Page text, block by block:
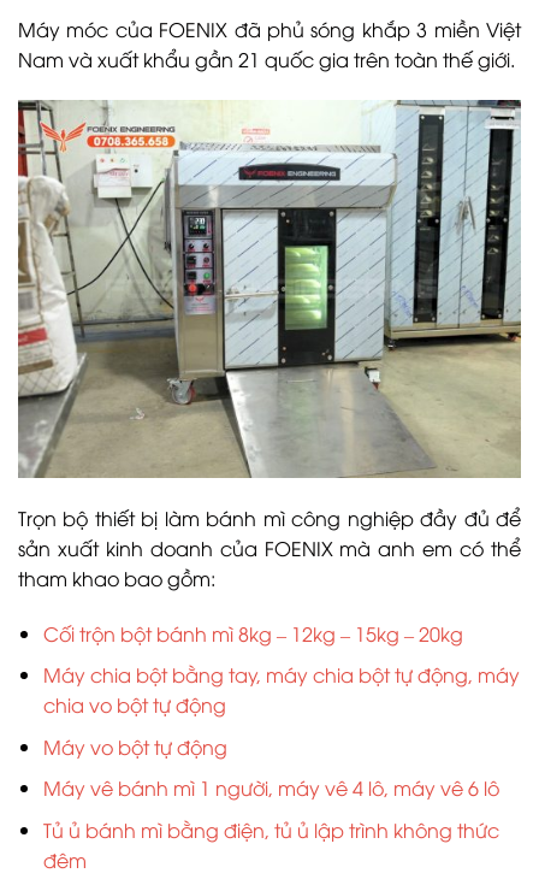
Máy móc của FOENIX đã phủ sóng khắp 3 miền Việt
Nam và xuất khẩu gần 21 quốc gia trên toàn thế giới.
Trọn bộ thiết bị làm bánh mì công nghiệp đầy đủ để
sản xuất kinh doanh của FOENIX mà anh em có thể
tham khao bao gồm:
Cối trộn bột bánh mì 8kg – 12kg – 15kg – 20kg
Máy chia bột bằng tay, máy chia bột tự động, máy
chia vo bột tự động
Máy vo bột tự động
Máy vê bánh mì 1 người, máy vê 4 lô, máy vê 6 lô
Tủ ủ bánh mì bằng điện, tủ ủ lập trình không thức
đêm